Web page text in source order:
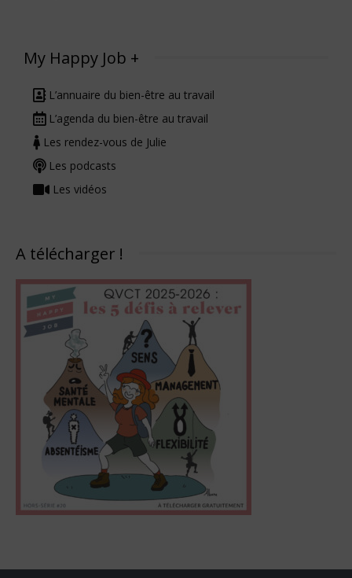
My Happy Job +
L’annuaire du bien-être au travail
L’agenda du bien-être au travail
Les rendez-vous de Julie
Les podcasts
Les vidéos
A télécharger !